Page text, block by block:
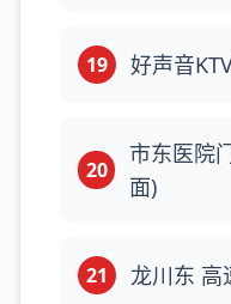
19 好声音
20
市东医院
面)
21 龙川东 高